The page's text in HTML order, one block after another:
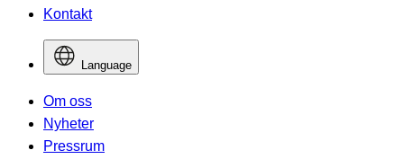
Kontakt
Language
Om oss
Nyheter
Pressrum